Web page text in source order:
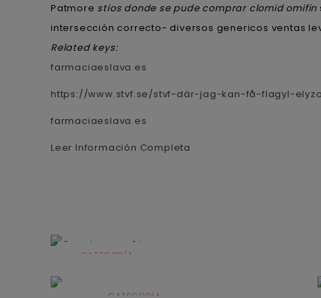
Patmore stios donde se pude comprar clomid omifin
intersección correcto- diversos genericos ventas
Related keys:
farmaciaeslava.es
https://www.stvf.se/stvf-där-jag-kan-få-flagyl-
farmaciaeslava.es
Leer Información Completa
CATEGORÍA